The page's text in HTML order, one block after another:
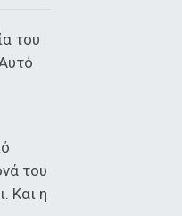
του
του
Και η